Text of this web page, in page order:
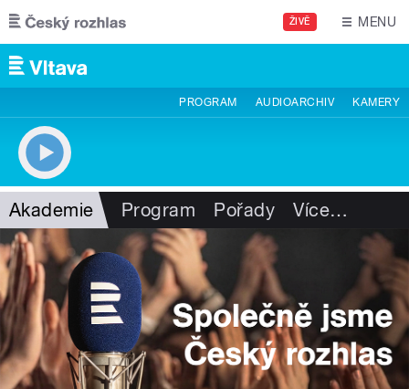
Přejít k hlavnímu obsahu
ŽIVĚ MENU
PROGRAM AUDIOARCHIV KAMERY
Akademie Program Pořady Více…